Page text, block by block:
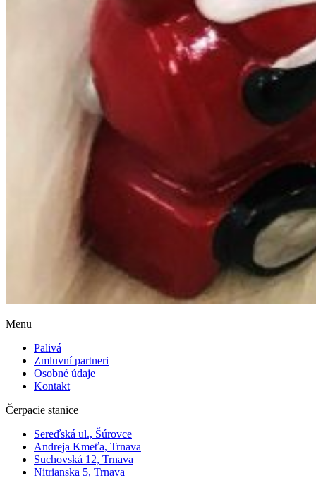
Menu
Palivá
Zmluvní partneri
Osobné údaje
Kontakt
Čerpacie stanice
Sereďská ul., Šúrovce
Andreja Kmeťa, Trnava
Suchovská 12, Trnava
Nitrianska 5, Trnava